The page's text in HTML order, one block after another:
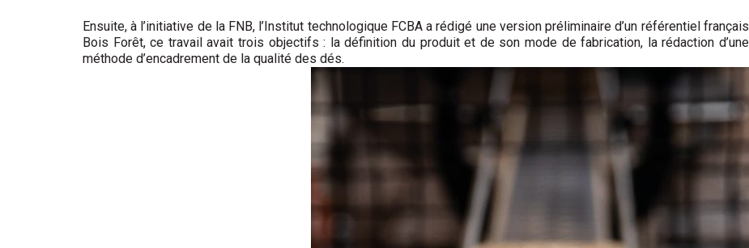
Ensuite, à l’initiative de la FNB, l’Institut technologique FCBA a rédigé une version préliminaire d’un référentiel
Bois Forêt, ce travail avait trois objectifs : la définition du produit et de son mode de fabrication, la rédac­tion
méthode d’encadrement de la qualité des dés.